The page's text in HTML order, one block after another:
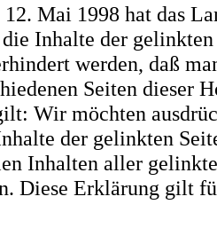
Mai 1998 hat das
Inhalte der
werden, daß
Seiten dieser
Wir möchten
der gelinkten
Inhalten aller
Diese Erklärung gilt